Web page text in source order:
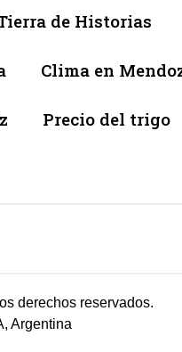
de Historias
Clima en
Precio del trigo
derechos reservados.
Argentina